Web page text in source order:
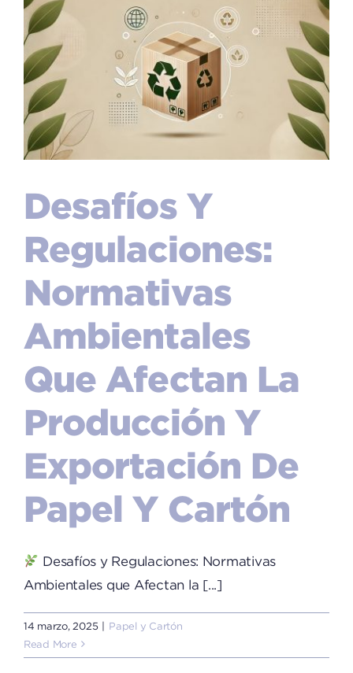
Desafíos Y
Regulaciones:
Normativas
Ambientales
Que Afectan La
Producción Y
Exportación De
Papel Y Cartón
Desafíos y Regulaciones: Normativas
Ambientales que Afectan la [...]
14 marzo, 2025
Papel y Cartón
Read More